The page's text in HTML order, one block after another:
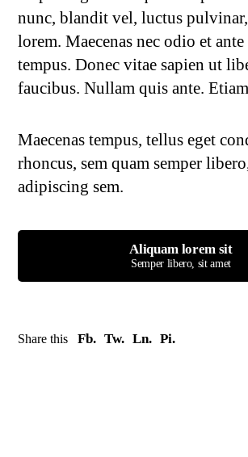
nunc, blandit vel, luctus
lorem. Maecenas nec odio et
tempus. Donec vitae sapien ut
faucibus. Nullam quis ante.
Maecenas tempus, tellus eget
rhoncus, sem quam semper
adipiscing sem.
Aliquam lorem sit
Semper libero, sit amet
Share this Fb. Tw. Ln. Pi.